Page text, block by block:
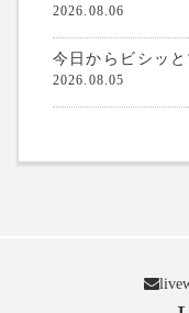
2026.08.06
今日からビシッと
2026.08.05